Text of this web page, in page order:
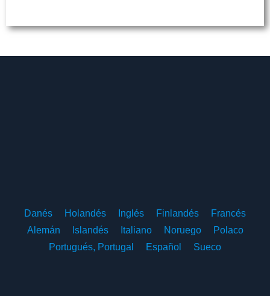
Danés Holandés Inglés Finlandés
Francés
Alemán
Islandés Italiano Noruego
Polaco
Portugués, Portugal
Español Sueco